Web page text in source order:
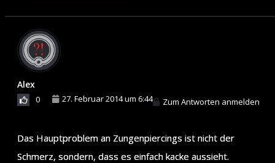
Alex
0 27. Februar 2014 um 6:44 Zum Antworten anmelden
Das Hauptproblem an Zungenpiercings ist nicht der
Schmerz, sondern, dass es einfach kacke aussieht.